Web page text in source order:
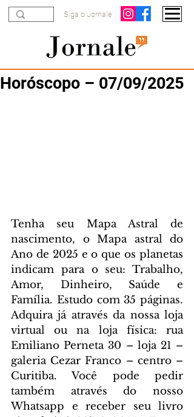
Siga o Jornale
Horóscopo – 07/09/2025
Tenha seu Mapa Astral de
nascimento, o Mapa astral do
Ano de 2025 e o que os planetas
indicam para o seu: Trabalho,
Amor, Dinheiro, Saúde e
Família. Estudo com 35 páginas.
Adquira já através da nossa loja
virtual ou na loja física: rua
Emiliano Perneta 30 – loja 21 –
galeria Cezar Franco – centro –
Curitiba. Você pode pedir
também através do nosso
Whatsapp e receber seu livro